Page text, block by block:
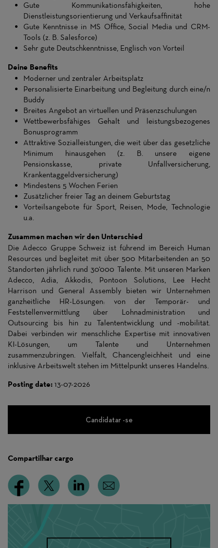
Gute Kommunikationsfähigkeiten, hohe
Dienstleistungsorientierung und Verkaufsaffinität
Gute Kenntnisse in MS Office, Social Media und CRM-
Tools (z. B. Salesforce)
Sehr gute Deutschkenntnisse, Englisch von Vorteil
Deine Benefits
Moderner und zentraler Arbeitsplatz
Personalisierte Einarbeitung und Begleitung durch eine/n
Buddy
Breites Angebot an virtuellen und Präsenzschulungen
Wettbewerbsfähiges Gehalt und leistungsbezogenes
Bonusprogramm
Attraktive Sozialleistungen, die weit über das gesetzliche
Minimum hinausgehen (z. B. unsere eigene
Pensionskasse, private Unfallversicherung,
Krankentaggeldversicherung)
Mindestens 5 Wochen Ferien
Zusätzlicher freier Tag an deinem Geburtstag
Vorteilsangebote für Sport, Reisen, Mode, Technologie
u.a.
Zusammen machen wir den Unterschied
Die Adecco Gruppe Schweiz ist führend im Bereich Human
Resources und begleitet mit über 500 Mitarbeitenden an 50
Standorten jährlich rund 30‘000 Talente. Mit unseren Marken
Adecco, Adia, Akkodis, Pontoon Solutions, Lee Hecht
Harrison und General Assembly bieten wir Unternehmen
ganzheitliche HR-Lösungen: von der Temporär- und
Feststellenvermittlung über Lohnadministration und
Outsourcing bis hin zu Talententwicklung und -mobilität.
Dabei verbinden wir menschliche Expertise mit innovativen
KI-Lösungen, um Talente und Unternehmen
zusammenzubringen. Vielfalt, Chancengleichheit und eine
inklusive Arbeitswelt stehen im Mittelpunkt unseres Handelns.
Posting date: 13-07-2026
Candidatar -se
Compartilhar cargo